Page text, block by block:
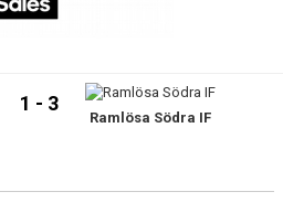
1 - 3
Ramlösa Södra IF